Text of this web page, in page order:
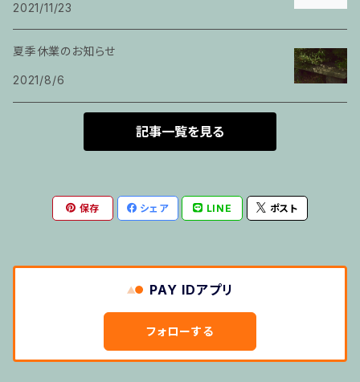
ピアノ科６０分レッスン
その他のご利用
2021/11/23
夏季休業のお知らせ
2021/8/6
記事一覧を見る
保存 シェア LINE ポスト
PAY IDアプリ
フォローする